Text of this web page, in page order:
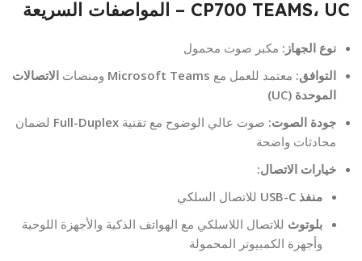
CP700 TEAMS، UC – المواصفات السريعة
نوع الجهاز: مكبر صوت محمول
التوافق: معتمد للعمل مع Microsoft Teams ومنصات الاتصالات
الموحدة (UC)
جودة الصوت: صوت عالي الوضوح مع تقنية Full-Duplex لضمان
محادثات واضحة
خيارات الاتصال:
منفذ USB-C
للاتصال السلكي
بلوتوث للاتصال اللاسلكي مع الهواتف الذكية والأجهزة اللوحية
وأجهزة الكمبيوتر المحمولة